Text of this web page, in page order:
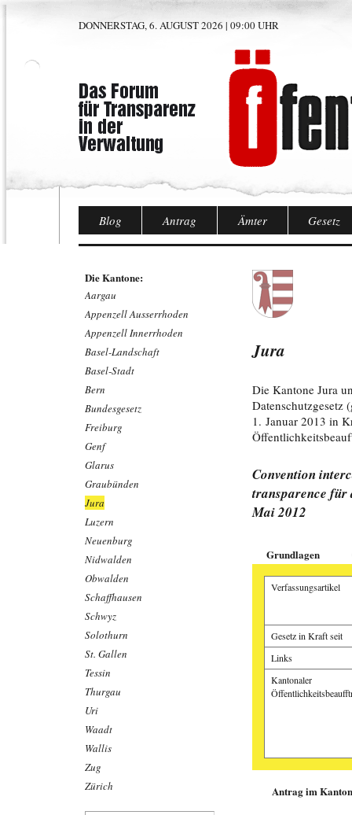
DONNERSTAG, 6. AUGUST 2026 | 09:00 UHR
Blog Antrag Ämter Gesetz
Die Kantone:
Aargau
Appenzell Ausserrhoden
Appenzell Innerrhoden
Basel-Landschaft
Basel-Stadt
Bern
Bundesgesetz
Freiburg
Genf
Glarus
Graubünden
Jura
Luzern
Neuenburg
Nidwalden
Obwalden
Schaffhausen
Schwyz
Solothurn
St. Gallen
Tessin
Thurgau
Uri
Waadt
Wallis
Zug
Zürich
Jura
Die Kantone Jura
Datenschutzgesetz
1. Januar 2013 in
Convention
transparence für
Mai 2012
Grundlagen
Verfassungsartikel
Gesetz in Kraft seit
Links
Kantonaler
Antrag im